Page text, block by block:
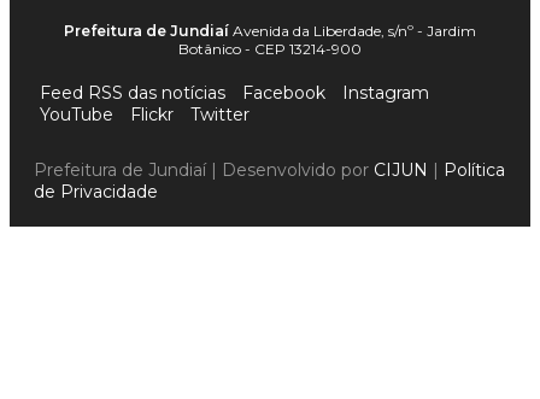
Prefeitura de Jundiaí Avenida da Liberdade, s/nº - Jardim
Botânico - CEP 13214-900
Feed RSS das notícias Facebook
Instagram
YouTube
Flickr Twitter
Prefeitura de Jundiaí | Desenvolvido por CIJUN
Política
de Privacidade